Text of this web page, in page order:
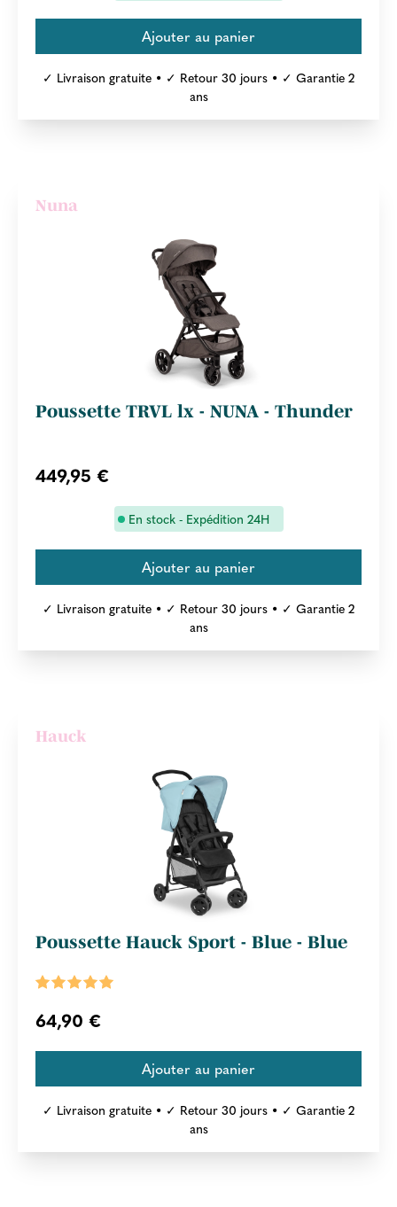
✓ Livraison gratuite • ✓ Retour 30 jours • ✓ Garantie 2
ans
Nuna
Poussette TRVL lx - NUNA - Thunder
449,95 €
En stock - Expédition 24H
✓ Livraison gratuite • ✓ Retour 30 jours • ✓ Garantie 2
ans
Hauck
Poussette Hauck Sport - Blue - Blue
64,90 €
✓ Livraison gratuite • ✓ Retour 30 jours • ✓ Garantie 2
ans